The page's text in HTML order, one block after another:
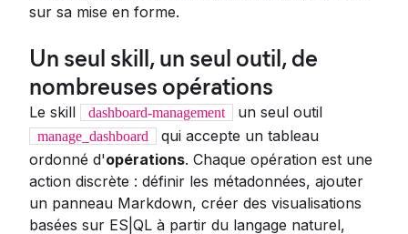
sur sa mise en forme.
Un seul skill, un seul outil, de
nombreuses opérations
Le skill dashboard-management un seul outil
manage_dashboard
qui accepte un tableau
ordonné d'opérations. Chaque opération est une
action discrète : définir les métadonnées, ajouter
un panneau Markdown, créer des visualisations
basées sur ES|QL à partir du langage naturel,